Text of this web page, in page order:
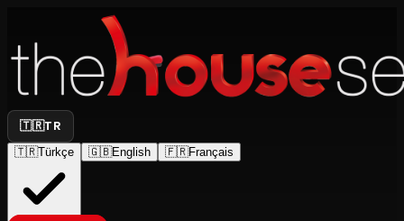
🇹🇷TR
🇹🇷Türkçe 🇬🇧English 🇫🇷Français